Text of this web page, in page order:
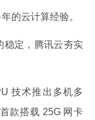
的云计算经验。
稳定，腾讯云夯实
技术推出多机多
款搭载 25G 网卡